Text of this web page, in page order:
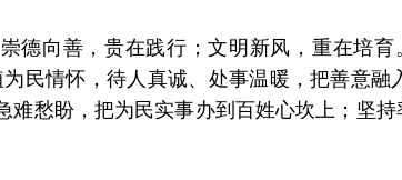
德向善，贵在践行；文明新风，重在培
民情怀，待人真诚、处事温暖，把善意
难愁盼，把为民实事办到百姓心坎上；坚